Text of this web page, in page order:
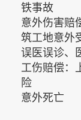
铁事故
意外伤害赔
筑工地意外
误医误诊、
工伤赔偿：
险
意外死亡